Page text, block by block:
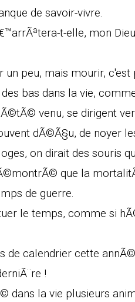
de savoir-vivre.
t-elle, mon
un peu, mais mourir, c'est
bas dans la vie,
venu, se dirigent
dÃ©Ã§u, de noyer
on dirait des souris
que la
de guerre.
le temps, comme si
de calendrier cette
!
dans la vie plusieurs